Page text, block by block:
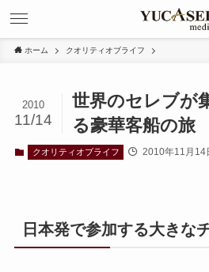
ホーム クオリティオブライフ
世界のセレブが
る豪華客船の旅
2010
11/14
クオリティオブライフ 2010年11月14
日本発で参加する大きな